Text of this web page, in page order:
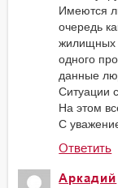
Имеются
очередь
жилищных
одного
данные
Ситуации
На этом
С
Ответить
Аркадий